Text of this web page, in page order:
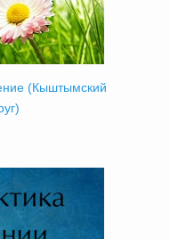
(Кыштымский